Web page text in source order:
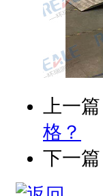
上一篇
格？
下一篇